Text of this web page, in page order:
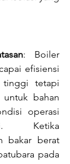
: Boiler
efisiensi
tinggi tetapi
bahan
operasi
Ketika
bakar berat
pada